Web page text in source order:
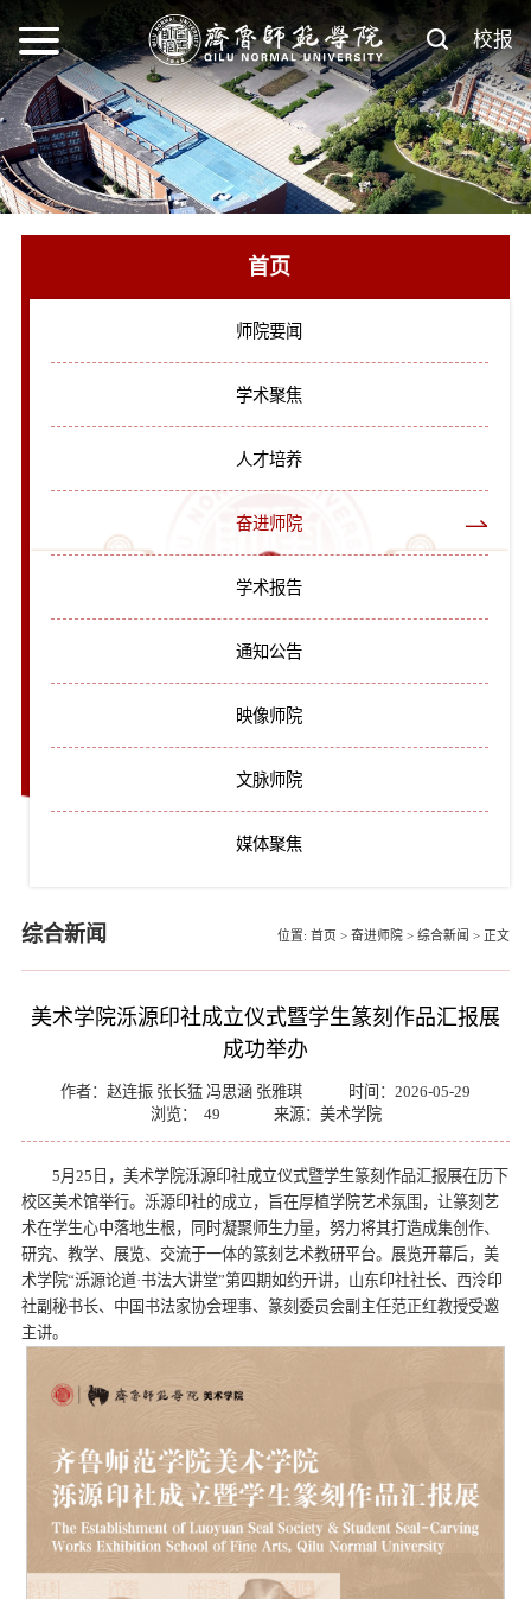
校报
首页
师院要闻
学术聚焦
人才培养
奋进师院
学术报告
通知公告
映像师院
文脉师院
媒体聚焦
综合新闻 位置: 首页 > 奋进师院 > 综合新闻 > 正文
美术学院泺源印社成立仪式暨学生篆刻作品汇报展
成功举办
作者：赵连振 张长猛 冯思涵 张雅琪
时间：2026-05-29
浏览：
49 来源：美术学院
5月25日，美术学院泺源印社成立仪式暨学生篆刻作品汇报展在历下
校区美术馆举行。泺源印社的成立，旨在厚植学院艺术氛围，让篆刻艺
术在学生心中落地生根，同时凝聚师生力量，努力将其打造成集创作、
研究、教学、展览、交流于一体的篆刻艺术教研平台。展览开幕后，美
术学院“泺源论道·书法大讲堂”第四期如约开讲，山东印社社长、西泠印
社副秘书长、中国书法家协会理事、篆刻委员会副主任范正红教授受邀
主讲。